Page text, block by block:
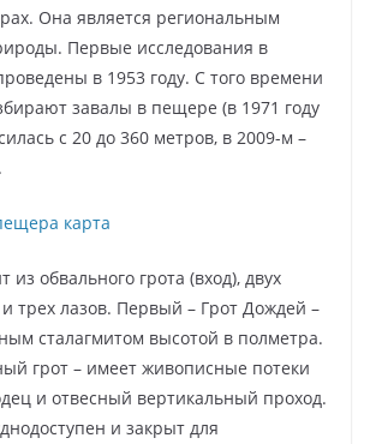
Она является региональным
Первые исследования в
в 1953 году. С того времени
завалы в пещере (в 1971 году
с 20 до 360 метров, в 2009-м –
из обвального грота (вход), двух
трех лазов. Первый – Грот Дождей –
сталагмитом высотой в полметра.
грот – имеет живописные потеки
и отвесный вертикальный проход.
и закрыт для